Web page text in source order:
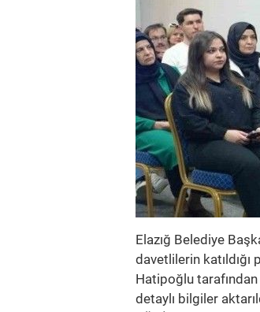
Elazığ Belediye
davetlilerin
Hatipoğlu
detaylı bilgiler